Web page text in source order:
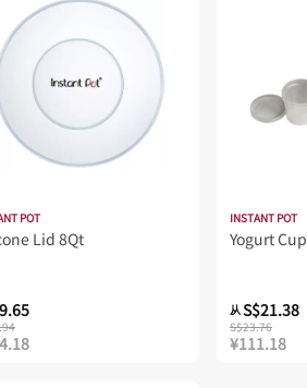
POT
Lid 8Qt
INSTANT POT
Yogurt Cup
从S$21.38
S$23.76
¥111.18